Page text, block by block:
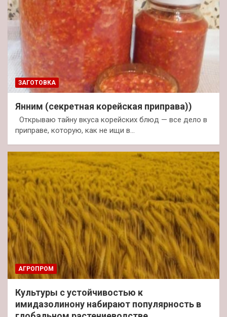
ЗАГОТОВКА
Янним (секретная корейская приправа))
Открываю тайну вкуса корейских блюд — все дело в
приправе, которую, как не ищи в…
АГРОПРОМ
Культуры с устойчивостью к
имидазолинону набирают популярность в